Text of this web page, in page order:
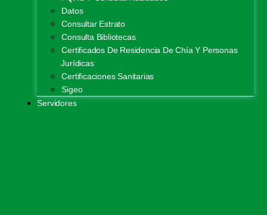
Datos
Consultar Estrato
Consulta Bibliotecas
Certificados De Residencia De Chía Y Personas
Jurídicas
Certificaciones Sanitarias
Sigeo
Servidores